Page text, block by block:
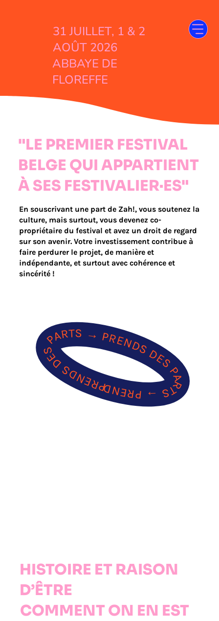
31 JUILLET, 1 & 2
AOÛT 2026
ABBAYE DE
FLOREFFE
"LE PREMIER FESTIVAL
BELGE QUI APPARTIENT
À SES FESTIVALIER·ES"
En souscrivant une part de Zah!, vous soutenez la
culture, mais surtout, vous devenez co-
propriétaire du festival et avez un droit de regard
sur son avenir. Votre investissement contribue à
faire perdurer le projet, de manière et
indépendante, et surtout avec cohérence et
sincérité !
PRENDS DES PARTS → PRENDS DES PARTS → PRENDS DES PARTS → PRENDS DES PARTS → PRENDS DES PARTS → PRENDS DES PARTS → PRENDS DES PARTS → PRENDS DES PARTS → PRENDS DES PARTS → PRENDS DES PARTS →
HISTOIRE ET RAISON
D’ÊTRE
COMMENT ON EN EST